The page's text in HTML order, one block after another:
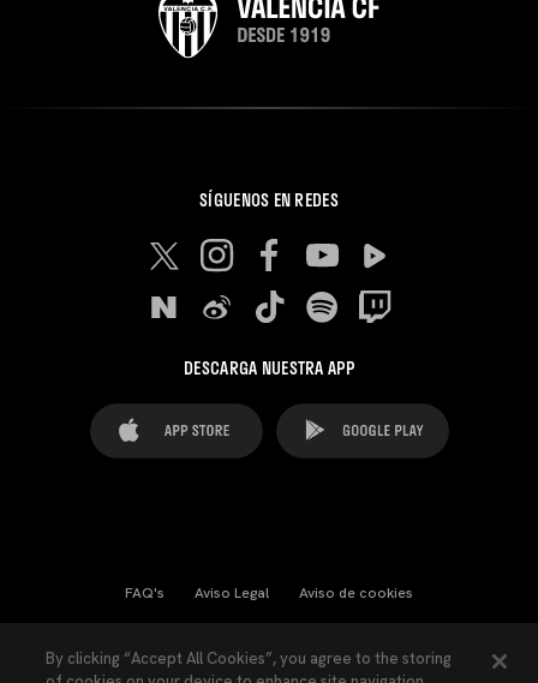
SÍGUENOS EN REDES
DESCARGA NUESTRA APP
FAQ's Aviso Legal Aviso de cookies
By clicking “Accept All Cookies”, you agree to the storing